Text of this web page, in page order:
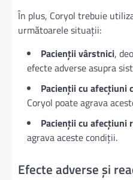
În plus, Coryol trebuie
următoarele situații:
Pacienții vârstnici,
efecte adverse asupra
Pacienții cu afecțiuni
Coryol poate agrava
Pacienții cu afecțiuni
agrava aceste condiții.
Efecte adverse și